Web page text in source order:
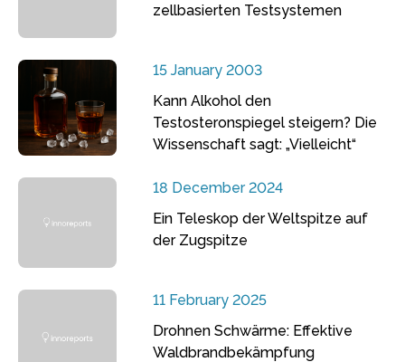
zellbasierten Testsystemen
15 January 2003
Kann Alkohol den
Testosteronspiegel steigern? Die
Wissenschaft sagt: „Vielleicht“
18 December 2024
Ein Teleskop der Weltspitze auf
der Zugspitze
11 February 2025
Drohnen Schwärme: Effektive
Waldbrandbekämpfung